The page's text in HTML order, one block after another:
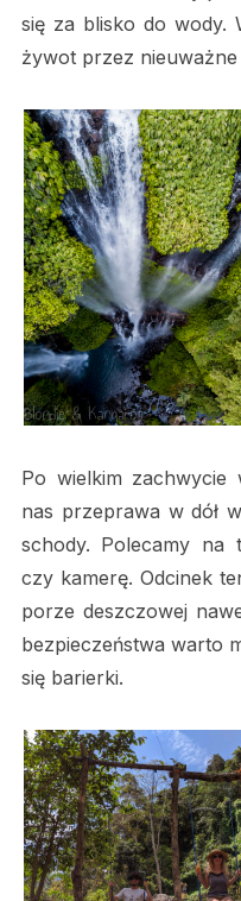
się za blisko do wody.
żywot przez nieuważne
Po wielkim
nas przeprawa w dół
schody. Polecamy na
czy kamerę. Odcinek
porze deszczowej
bezpieczeństwa warto
się barierki.